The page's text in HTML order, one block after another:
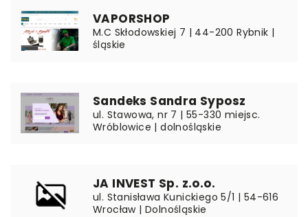
VAPORSHOP
M.C Skłodowskiej 7 | 44-200 Rybnik |
śląskie
Sandeks Sandra Syposz
ul. Stawowa, nr 7 | 55-330 miejsc.
Wróblowice | dolnośląskie
JA INVEST Sp. z.o.o.
ul. Stanisława Kunickiego 5/1 | 54-616
Wrocław | Dolnośląskie